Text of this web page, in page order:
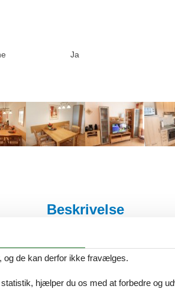
Ja
Beskrivelse
på Tysk nedenfor, eller se den
(306291) (Hochparterre)
og de kan derfor ikke fravælges.
hjælper du os med at forbedre og